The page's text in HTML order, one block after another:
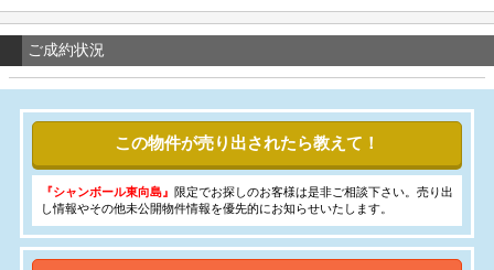
ご成約状況
この物件が売り出されたら教えて！
『シャンボール東向島』 限定でお探しのお客様は是非ご相談下さい。売り出
し情報やその他未公開物件情報を優先的にお知らせいたします。